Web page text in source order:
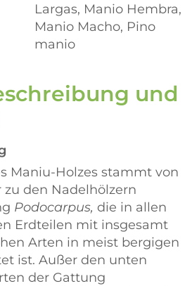
Largas, Manio Hembra,
Manio Macho, Pino
manio
und
Maniu-Holzes stammt von
den Nadelhölzern
Podocarpus, die in allen
Erdteilen mit insgesamt
Arten in meist bergigen
ist. Außer den unten
der Gattung